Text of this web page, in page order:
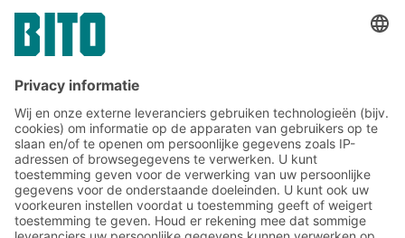
Meld u nu aan voor de BITO-
nieuwsbrief:
Magazijn- en logistiek